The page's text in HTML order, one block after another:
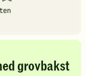
grovbakst